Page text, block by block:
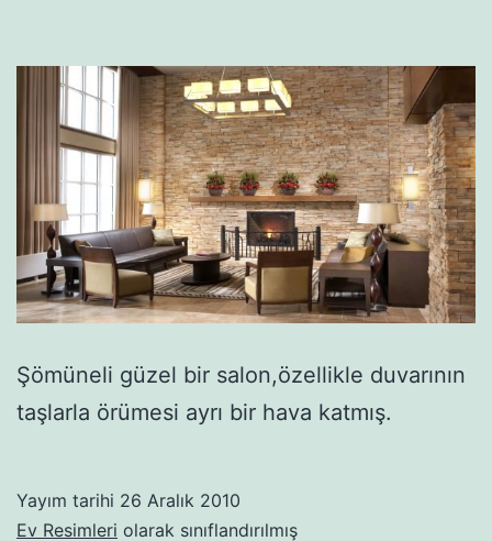
Şömüneli güzel bir salon,özellikle duvarının
taşlarla örümesi ayrı bir hava katmış.
Yayım tarihi 26 Aralık 2010
Ev Resimleri olarak sınıflandırılmış